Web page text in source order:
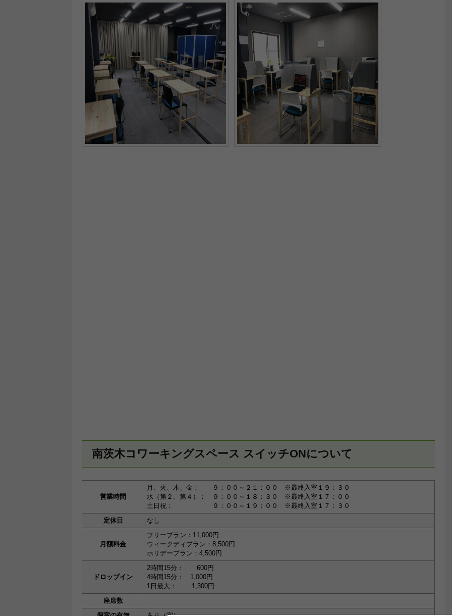
南茨木コワーキングスペース スイッチONについて
営業時間
月、火、木、金： ９：００～２１：００ ※最終入室１９：３０
水（第２、第４）： ９：００～１８：３０ ※最終入室１７：００
土日祝： ９：００～１９：００ ※最終入室１７：３０
定休日
なし
月額料金
フリープラン：11,000円
ウィークディプラン：8,500円
ホリデープラン：4,500円
ドロップイン
2時間15分： 600円
4時間15分： 1,000円
1日最大： 1,300円
座席数